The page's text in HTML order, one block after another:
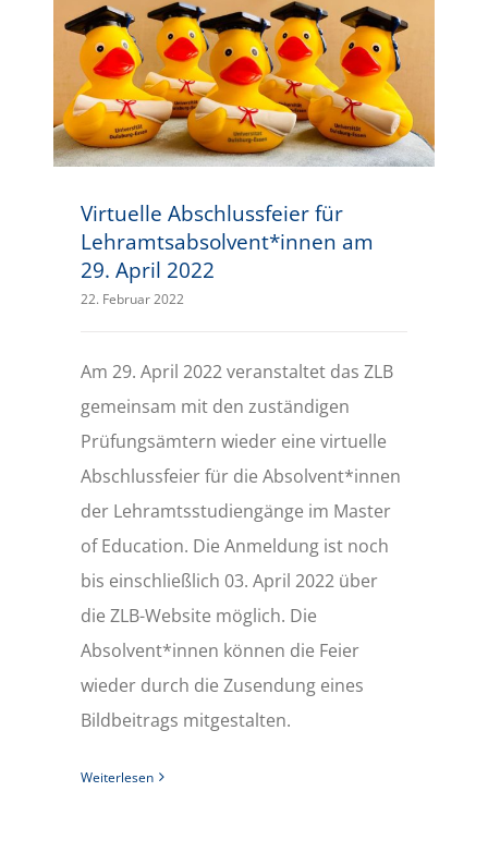
Virtuelle Abschlussfeier für
Lehramtsabsolvent*innen am
29. April 2022
22. Februar 2022
Am 29. April 2022 veranstaltet das ZLB
gemeinsam mit den zuständigen
Prüfungsämtern wieder eine virtuelle
Abschlussfeier für die Absolvent*innen
der Lehramtsstudiengänge im Master
of Education. Die Anmeldung ist noch
bis einschließlich 03. April 2022 über
die ZLB-Website möglich. Die
Absolvent*innen können die Feier
wieder durch die Zusendung eines
Bildbeitrags mitgestalten.
Weiterlesen